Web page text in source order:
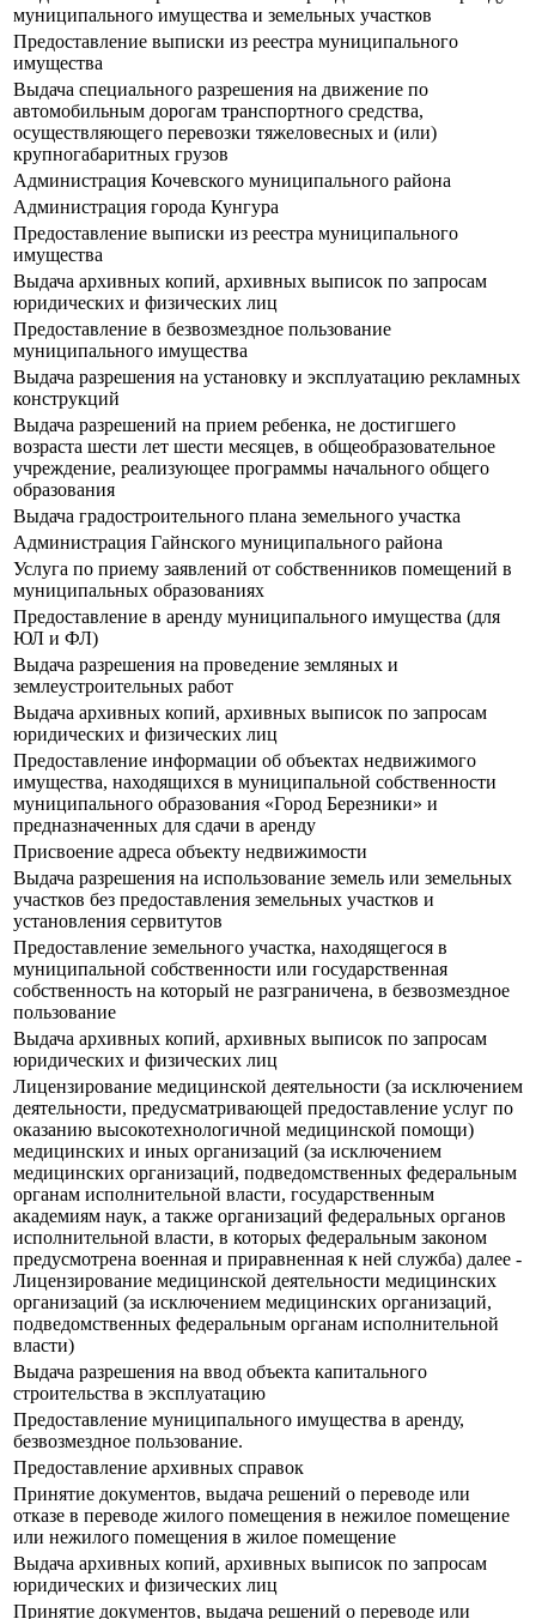
муниципального имущества и земельных участков
Предоставление выписки из реестра муниципального
имущества
Выдача специального разрешения на движение по
автомобильным дорогам транспортного средства,
осуществляющего перевозки тяжеловесных и (или)
крупногабаритных грузов
Администрация Кочевского муниципального района
Администрация города Кунгура
Предоставление выписки из реестра муниципального
имущества
Выдача архивных копий, архивных выписок по запросам
юридических и физических лиц
Предоставление в безвозмездное пользование
муниципального имущества
Выдача разрешения на установку и эксплуатацию рекламных
конструкций
Выдача разрешений на прием ребенка, не достигшего
возраста шести лет шести месяцев, в общеобразовательное
учреждение, реализующее программы начального общего
образования
Выдача градостроительного плана земельного участка
Администрация Гайнского муниципального района
Услуга по приему заявлений от собственников помещений в
муниципальных образованиях
Предоставление в аренду муниципального имущества (для
ЮЛ и ФЛ)
Выдача разрешения на проведение земляных и
землеустроительных работ
Выдача архивных копий, архивных выписок по запросам
юридических и физических лиц
Предоставление информации об объектах недвижимого
имущества, находящихся в муниципальной собственности
муниципального образования «Город Березники» и
предназначенных для сдачи в аренду
Присвоение адреса объекту недвижимости
Выдача разрешения на использование земель или земельных
участков без предоставления земельных участков и
установления сервитутов
Предоставление земельного участка, находящегося в
муниципальной собственности или государственная
собственность на который не разграничена, в безвозмездное
пользование
Выдача архивных копий, архивных выписок по запросам
юридических и физических лиц
Лицензирование медицинской деятельности (за исключением
деятельности, предусматривающей предоставление услуг по
оказанию высокотехнологичной медицинской помощи)
медицинских и иных организаций (за исключением
медицинских организаций, подведомственных федеральным
органам исполнительной власти, государственным
академиям наук, а также организаций федеральных органов
исполнительной власти, в которых федеральным законом
предусмотрена военная и приравненная к ней служба) далее -
Лицензирование медицинской деятельности медицинских
организаций (за исключением медицинских организаций,
подведомственных федеральным органам исполнительной
власти)
Выдача разрешения на ввод объекта капитального
строительства в эксплуатацию
Предоставление муниципального имущества в аренду,
безвозмездное пользование.
Предоставление архивных справок
Принятие документов, выдача решений о переводе или
отказе в переводе жилого помещения в нежилое помещение
или нежилого помещения в жилое помещение
Выдача архивных копий, архивных выписок по запросам
юридических и физических лиц
Принятие документов, выдача решений о переводе или